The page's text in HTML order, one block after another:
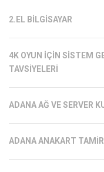
2.EL BILGISAYAR
4K OYUN İÇIN SISTEM
TAVSIYELERI
ADANA AĞ VE SERVER
ADANA ANAKART